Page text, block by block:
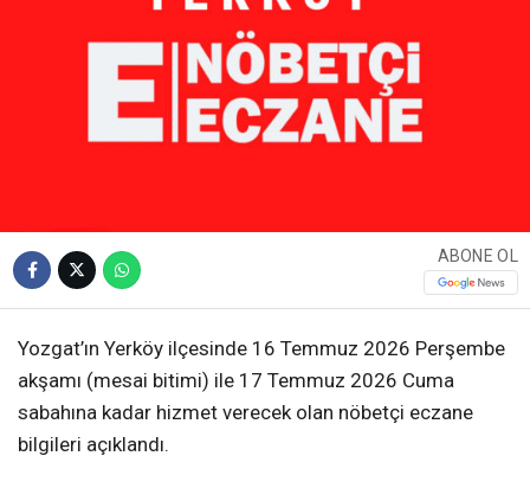
ABONE OL
Yozgat’ın Yerköy ilçesinde 16 Temmuz 2026 Perşembe
akşamı (mesai bitimi) ile 17 Temmuz 2026 Cuma
sabahına kadar hizmet verecek olan nöbetçi eczane
bilgileri açıklandı.